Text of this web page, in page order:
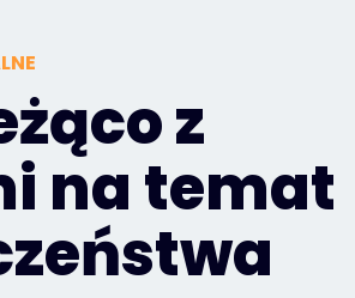
z
na temat